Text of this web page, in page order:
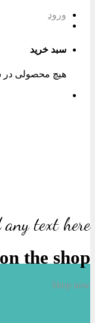
ورود
سبد خرید
هیچ محصولی در
text here…
the shop
Shop now